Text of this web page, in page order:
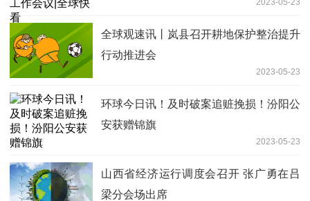
全球观速讯丨岚县召开耕地保护整治提升
行动推进会
2023-05-23
环球今日讯！及时破案追赃挽损！汾阳公
安获赠锦旗
2023-05-23
山西省经济运行调度会召开 张广勇在吕
梁分会场出席